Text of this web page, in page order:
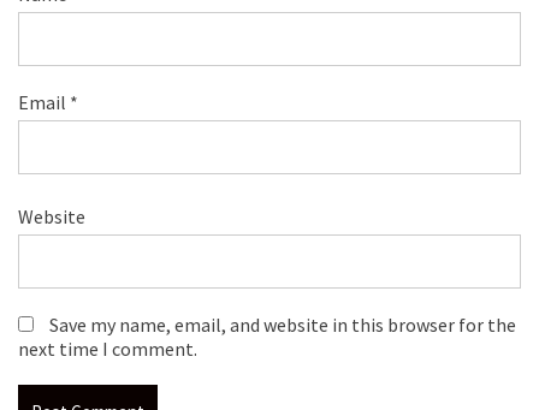
Email *
Website
Save my name, email, and website in this browser for the
next time I comment.